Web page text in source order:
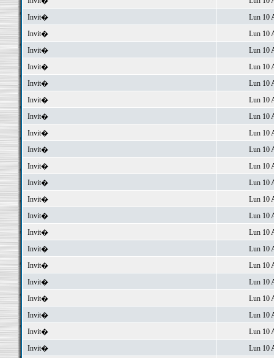
Invit�
Lun 10
Invit�
Lun 10
Invit�
Lun 10
Invit�
Lun 10
Invit�
Lun 10
Invit�
Lun 10
Invit�
Lun 10
Invit�
Lun 10
Invit�
Lun 10
Invit�
Lun 10
Invit�
Lun 10
Invit�
Lun 10
Invit�
Lun 10
Invit�
Lun 10
Invit�
Lun 10
Invit�
Lun 10
Invit�
Lun 10
Invit�
Lun 10
Invit�
Lun 10
Invit�
Lun 10
Invit�
Lun 10